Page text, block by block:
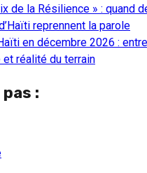
de la Résilience » : quand
reprennent la parole
en décembre 2026 :
réalité du terrain
: